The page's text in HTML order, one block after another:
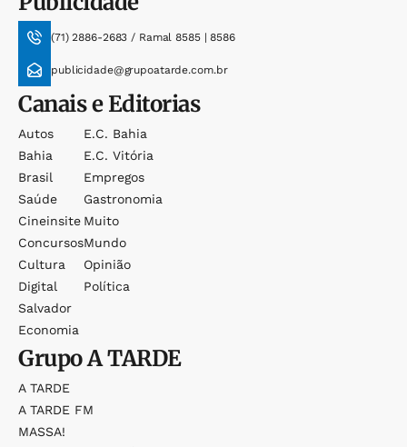
(71) 2886-2683 / Ramal 8585 | 8586
publicidade@grupoatarde.com.br
Canais e Editorias
Autos
Bahia
Brasil
Saúde
Cineinsite
Concursos
Cultura
Digital
Salvador
Economia
E.c. Bahia
E.c. Vitória
Empregos
Gastronomia
Muito
Mundo
Opinião
Política
GrupoA TARDE
A TARDE
A TARDE FM
MASSA!